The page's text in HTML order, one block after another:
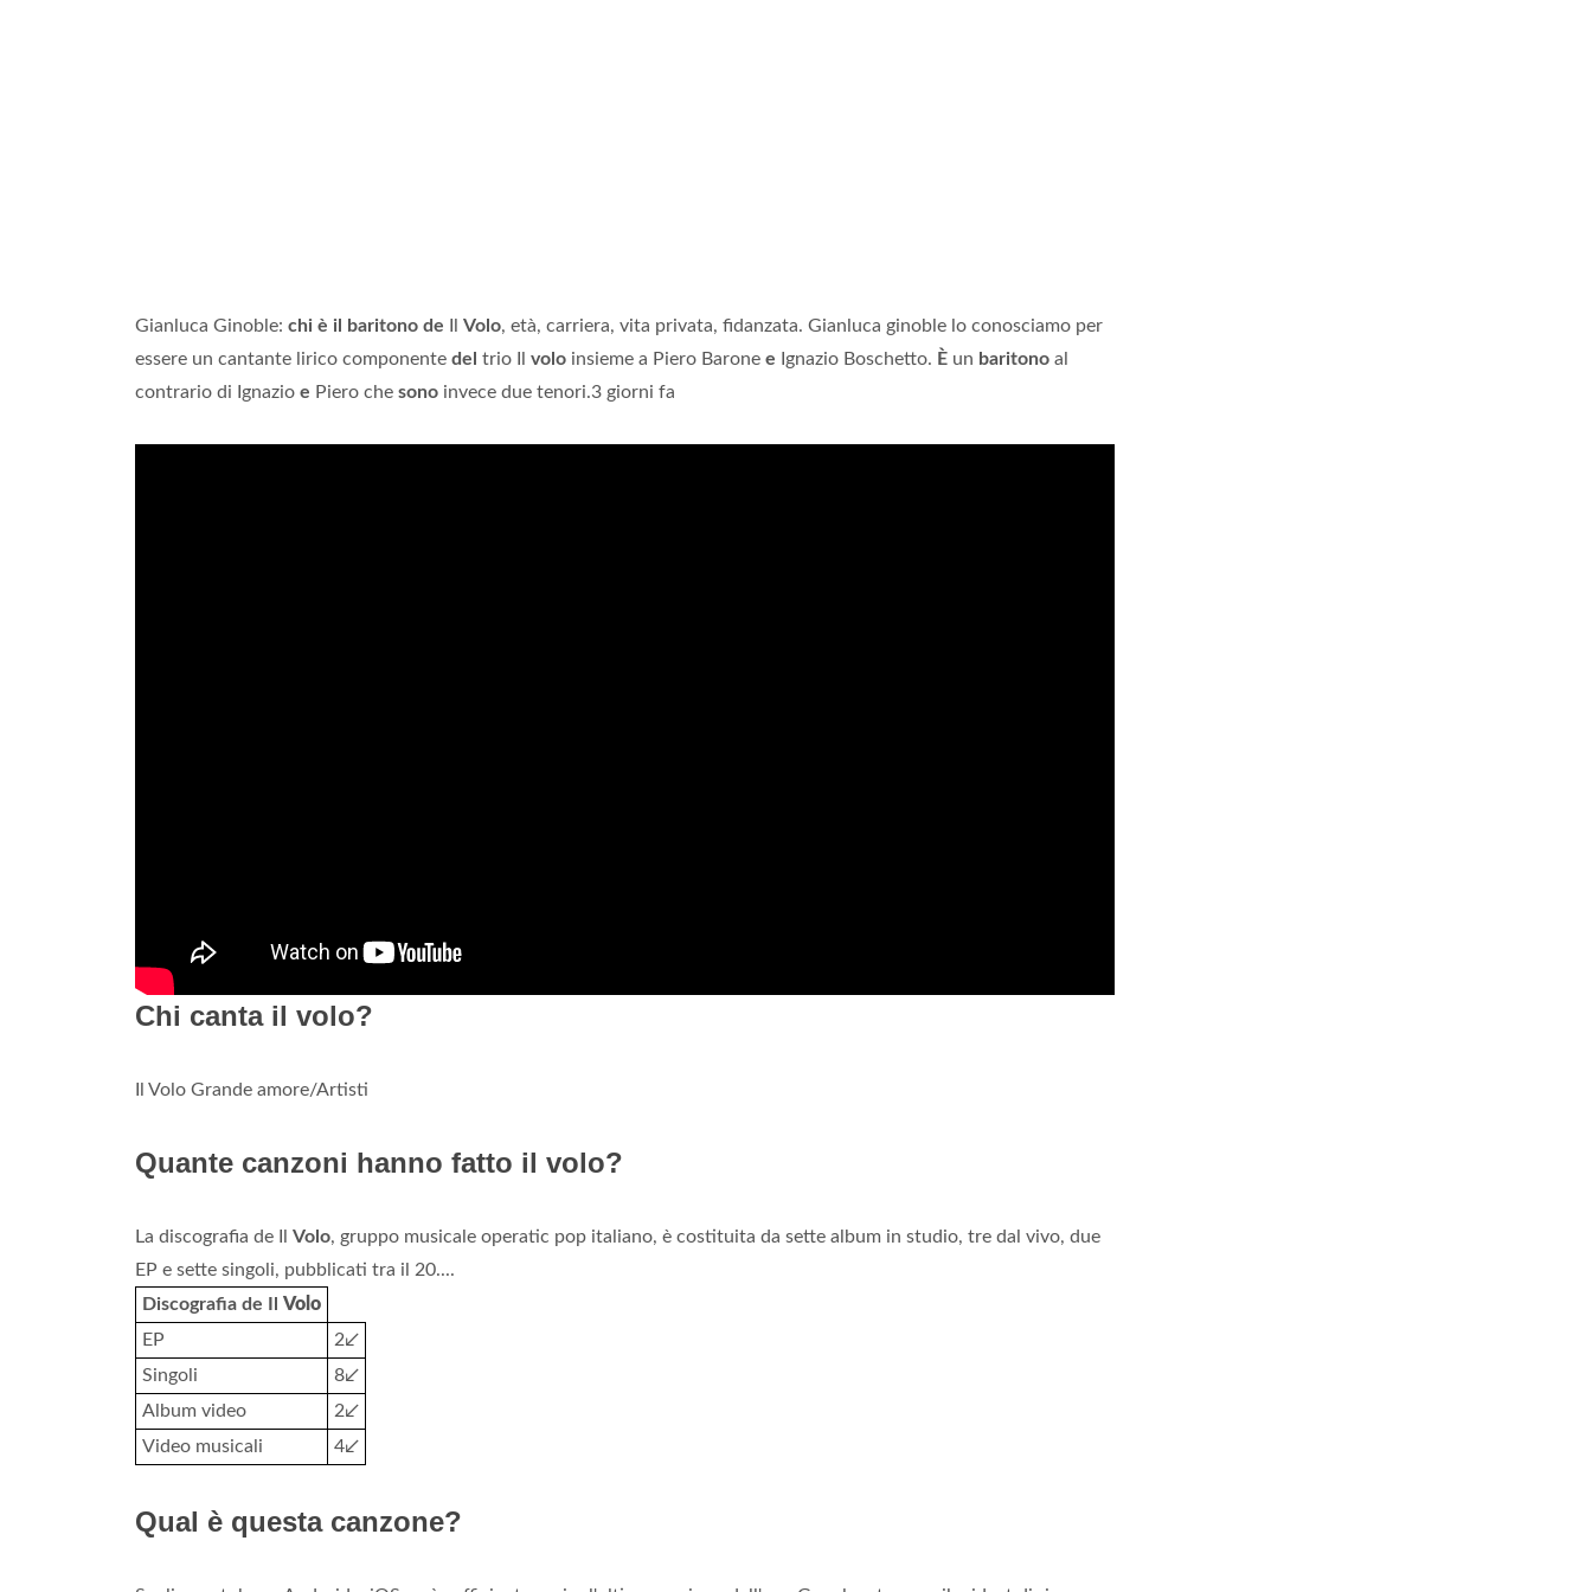
Gianluca Ginoble: chi è il baritono de Volo, età, carriera, vita privata, fidanzata. Gianluca ginoble lo conosciamo per
essere un cantante lirico componente del trio Il volo insieme a Piero Barone e Ignazio Boschetto. È un baritono al
contrario di Ignazio e Piero che sono invece due tenori.3 giorni fa
Chi canta il volo?
Il Volo Grande amore/Artisti
Quante canzoni hanno fatto il volo?
La discografia de Il Volo, gruppo musicale operatic pop italiano, è costituita da sette album in studio, tre dal vivo, due
EP e sette singoli, pubblicati tra il 20....
Discografia de Il Volo
EP
2↙
Singoli
8↙
Album video
2↙
Video musicali
4↙
Qual è questa canzone?